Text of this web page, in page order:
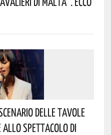
Delle Tavole
Allo Spettacolo Di